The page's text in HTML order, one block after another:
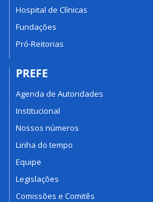
Hospital de Clínicas
Fundações
Pró-Reitorias
PREFE
Agenda de Autoridades
Institucional
Nossos números
Linha do tempo
Equipe
Legislações
Comissões e Comitês